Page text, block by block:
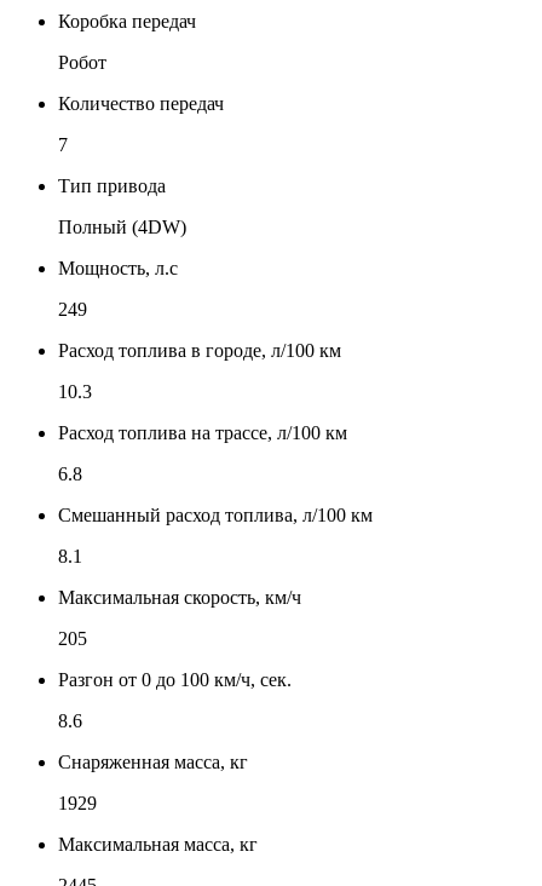
Коробка передач
Робот
Количество передач
7
Тип привода
Полный (4DW)
Мощность, л.с
249
Расход топлива в городе, л/100 км
10.3
Расход топлива на трассе, л/100 км
6.8
Смешанный расход топлива, л/100 км
8.1
Максимальная скорость, км/ч
205
Разгон от 0 до 100 км/ч, сек.
8.6
Снаряженная масса, кг
1929
Максимальная масса, кг